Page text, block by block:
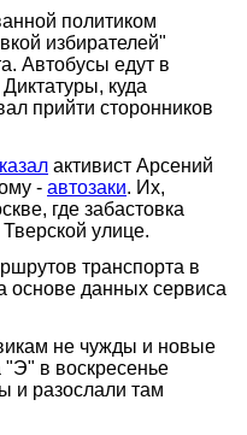
политиком
избирателей"
Автобусы едут в
куда
прийти сторонников
активист Арсений
- автозаки. Их,
где забастовка
улице.
транспорта в
основе данных сервиса
не чужды и новые
"Э" в воскресенье
и разослали там